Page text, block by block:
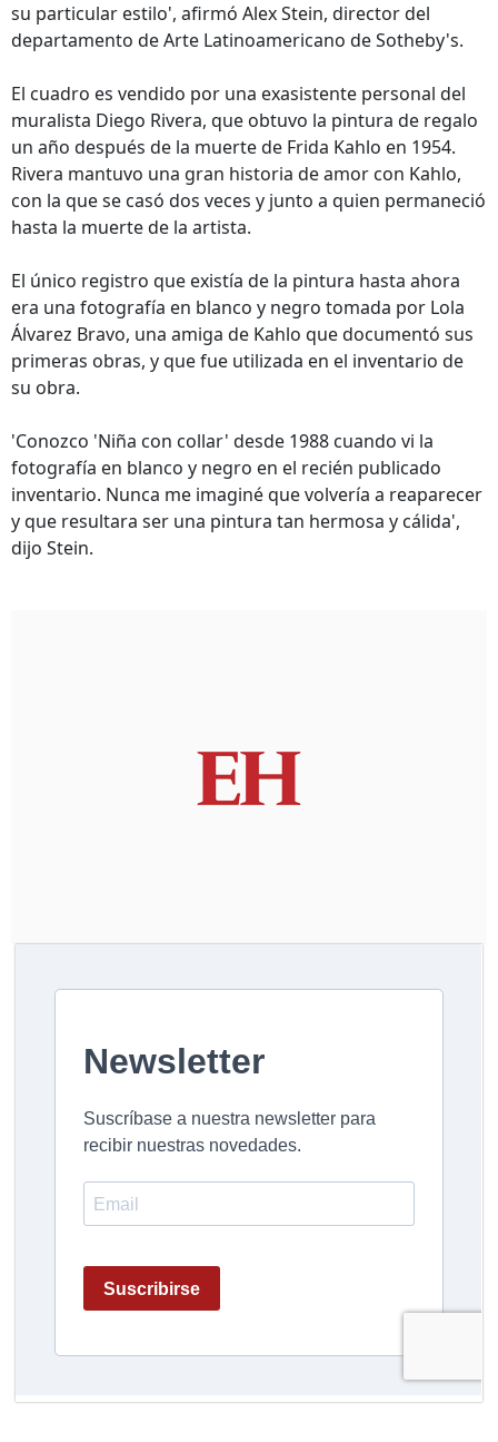
su particular estilo', afirmó Alex Stein, director del
departamento de Arte Latinoamericano de Sotheby's.
El cuadro es vendido por una exasistente personal del
muralista Diego Rivera, que obtuvo la pintura de regalo
un año después de la muerte de Frida Kahlo en 1954.
Rivera mantuvo una gran historia de amor con Kahlo,
con la que se casó dos veces y junto a quien permaneció
hasta la muerte de la artista.
El único registro que existía de la pintura hasta ahora
era una fotografía en blanco y negro tomada por Lola
Álvarez Bravo, una amiga de Kahlo que documentó sus
primeras obras, y que fue utilizada en el inventario de
su obra.
'Conozco 'Niña con collar' desde 1988 cuando vi la
fotografía en blanco y negro en el recién publicado
inventario. Nunca me imaginé que volvería a reaparecer
y que resultara ser una pintura tan hermosa y cálida',
dijo Stein.